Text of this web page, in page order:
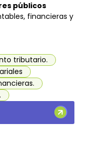
públicos
financieras y
tributario.